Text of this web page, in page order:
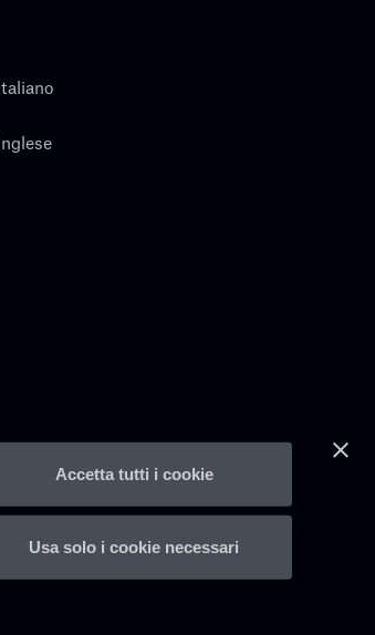
Accetta tutti i cookie
Usa solo i cookie necessari
Italiano
Inglese